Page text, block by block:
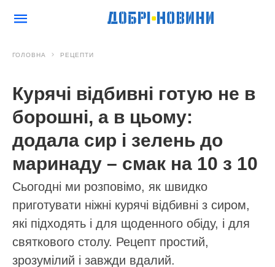
ГОЛОВНА РЕЦЕПТИ
Курячі відбивні готую не в
борошні, а в цьому:
додала сир і зелень до
маринаду – смак на 10 з 10
Сьогодні ми розповімо, як швидко
приготувати ніжні курячі відбивні з сиром,
які підходять і для щоденного обіду, і для
святкового столу. Рецепт простий,
зрозумілий і завжди вдалий.